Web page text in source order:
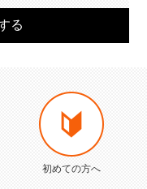
初めての方へ